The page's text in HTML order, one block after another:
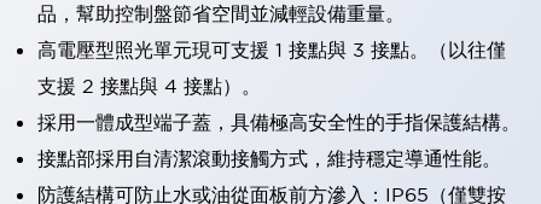
品，幫助控制盤節省空間並減輕設備重量。
高電壓型照光單元現可支援 1 接點與 3 接點。（以往僅
支援 2 接點與 4 接點）。
採用一體成型端子蓋，具備極高安全性的手指保護結構。
接點部採用自清潔滾動接觸方式，維持穩定導通性能。
防護結構可防止水或油從面板前方滲入：IP65（僅雙按